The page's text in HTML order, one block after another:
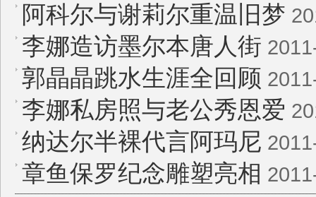
阿科尔与谢莉尔重温旧梦
李娜造访墨尔本唐人街
郭晶晶跳水生涯全回顾
李娜私房照与老公秀恩爱
纳达尔半裸代言阿玛尼
章鱼保罗纪念雕塑亮相